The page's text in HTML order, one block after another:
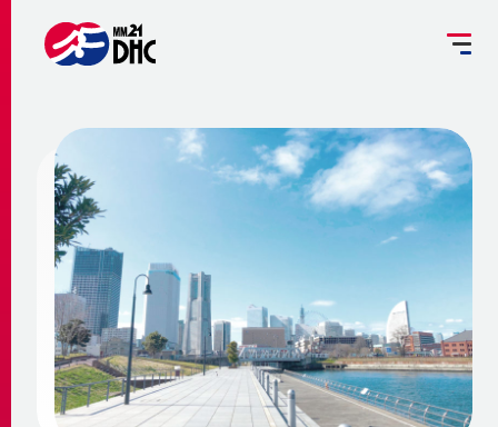
設備管理受託のご案内
お客さま専用ページ
大
INFORMATION
お知らせ
メディア
更新情報
ご挨拶
みなとみらい21熱供給のサステナビリティ
脱炭素への取組み
脱炭素関連サービスの提供
事業概要 ～地域冷暖房とは～
地域冷暖房の仕組み
企業情報